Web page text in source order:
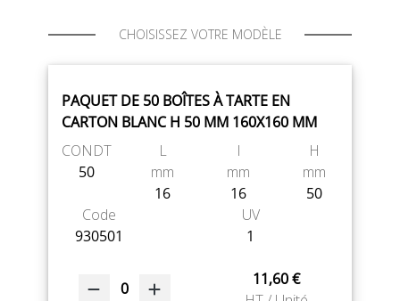
CHOISISSEZ VOTRE MODÈLE
PAQUET DE 50 BOÎTES À TARTE EN
CARTON BLANC H 50 MM 160X160 MM
CONDT
50
L
mm
16
l
mm
16
H
mm
50
Code
930501
UV
1
0
11,60 €